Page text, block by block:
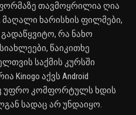
თავმოყრილია ღია
ხარისხის ფილმები,
რა ნახო
წაიკითხე
საქმის კურსში
Kinogo აქვს Android
უფრო კომფორტულს ხდის
სადაც არ უნდაიყო.